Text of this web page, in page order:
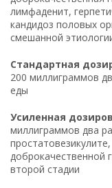
лимфаденит,
кандидоз половых
смешанной
Стандартная
200 миллиграммов
еды
Усиленная
миллиграммов два
доброкачественной
второй стадии